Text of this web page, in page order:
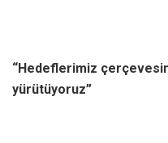
“Hedeflerimiz
yürütüyoruz”